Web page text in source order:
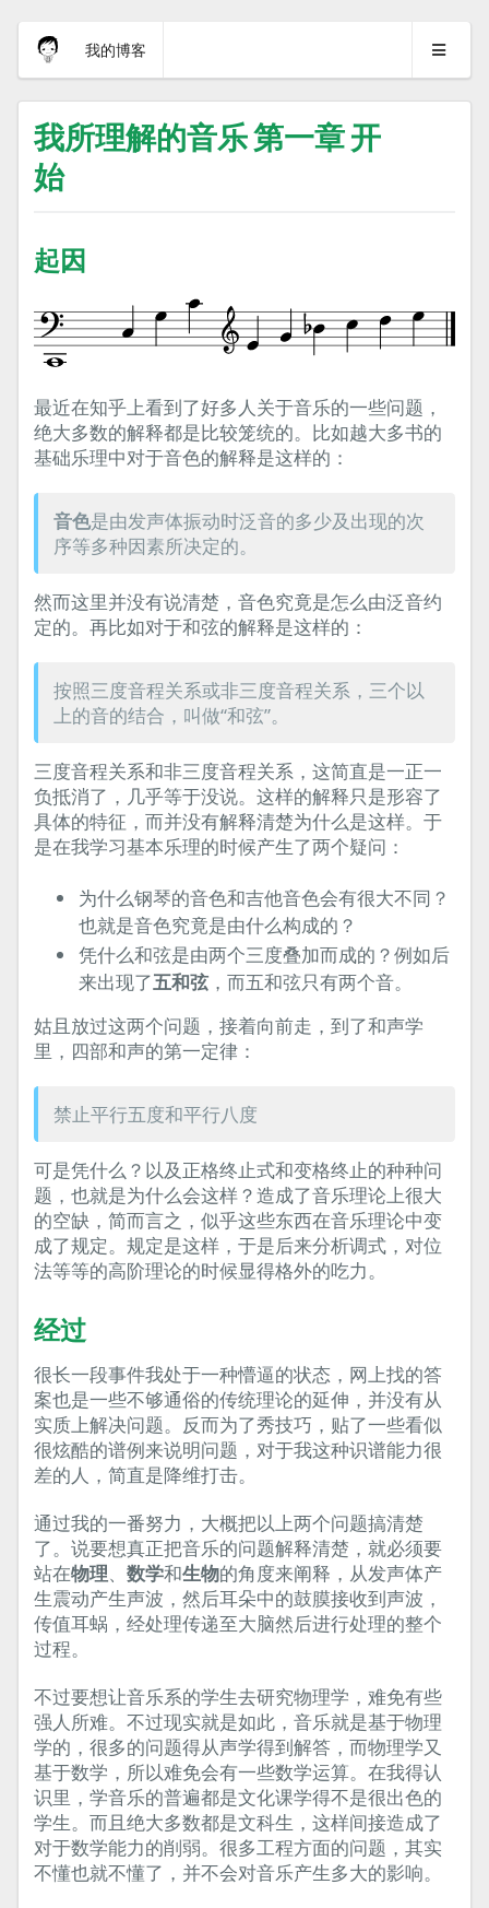
我的博客
我所理解的音乐 第一章 开
始
起因
最近在知乎上看到了好多人关于音乐的一些问题，
绝大多数的解释都是比较笼统的。比如越大多书的
基础乐理中对于音色的解释是这样的：
音色是由发声体振动时泛音的多少及出现的次
序等多种因素所决定的。
然而这里并没有说清楚，音色究竟是怎么由泛音约
定的。再比如对于和弦的解释是这样的：
按照三度音程关系或非三度音程关系，三个以
上的音的结合，叫做“和弦”。
三度音程关系和非三度音程关系，这简直是一正一
负抵消了，几乎等于没说。这样的解释只是形容了
具体的特征，而并没有解释清楚为什么是这样。于
是在我学习基本乐理的时候产生了两个疑问：
为什么钢琴的音色和吉他音色会有很大不同？
也就是音色究竟是由什么构成的？
凭什么和弦是由两个三度叠加而成的？例如后
来出现了五和弦 ，而五和弦只有两个音。
姑且放过这两个问题，接着向前走，到了和声学
里，四部和声的第一定律：
禁止平行五度和平行八度
可是凭什么？以及正格终止式和变格终止的种种问
题，也就是为什么会这样？造成了音乐理论上很大
的空缺，简而言之，似乎这些东西在音乐理论中变
成了规定。规定是这样，于是后来分析调式，对位
法等等的高阶理论的时候显得格外的吃力。
经过
很长一段事件我处于一种懵逼的状态，网上找的答
案也是一些不够通俗的传统理论的延伸，并没有从
实质上解决问题。反而为了秀技巧，贴了一些看似
很炫酷的谱例来说明问题，对于我这种识谱能力很
差的人，简直是降维打击。
通过我的一番努力，大概把以上两个问题搞清楚
了。说要想真正把音乐的问题解释清楚，就必须要
站在物理、 数学和生物的角度来阐释，从发声体产
生震动产生声波，然后耳朵中的鼓膜接收到声波，
传值耳蜗，经处理传递至大脑然后进行处理的整个
过程。
不过要想让音乐系的学生去研究物理学，难免有些
强人所难。不过现实就是如此，音乐就是基于物理
学的，很多的问题得从声学得到解答，而物理学又
基于数学，所以难免会有一些数学运算。在我得认
识里，学音乐的普遍都是文化课学得不是很出色的
学生。而且绝大多数都是文科生，这样间接造成了
对于数学能力的削弱。很多工程方面的问题，其实
不懂也就不懂了，并不会对音乐产生多大的影响。